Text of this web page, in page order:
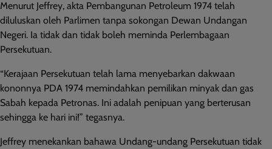
Menurut Jeffrey, akta Pembangunan Petroleum 1974 telah
diluluskan oleh Parlimen tanpa sokongan Dewan Undangan
Negeri. Ia tidak dan tidak boleh meminda Perlembagaan
Persekutuan.
“Kerajaan Persekutuan telah lama menyebarkan dakwaan
kononnya PDA 1974 memindahkan pemilikan minyak dan gas
Sabah kepada Petronas. Ini adalah penipuan yang berterusan
sehingga ke hari ini!” tegasnya.
Jeffrey menekankan bahawa Undang-undang Persekutuan tidak